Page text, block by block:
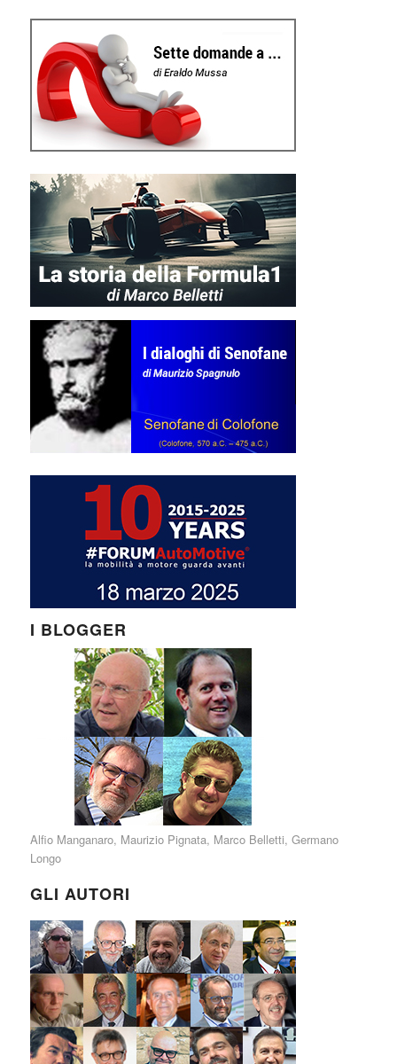
I BLOGGER
Alfio Manganaro, Maurizio Pignata, Marco Belletti, Germano
Longo
GLI AUTORI